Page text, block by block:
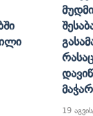
19